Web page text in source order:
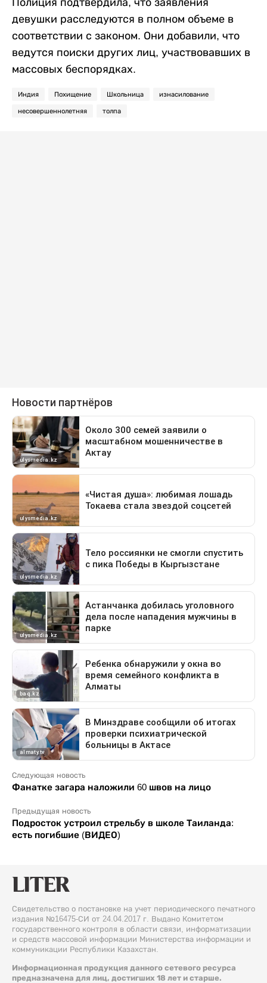
девушки расследуются в полном объеме в
соответствии с законом. Они добавили, что
ведутся поиски других лиц, участвовавших в
массовых беспорядках.
Индия Похищение Школьница изнасилование
несовершеннолетняя толпа
Следующая новость
Фанатке загара наложили 60 швов на лицо
Предыдущая новость
Подросток устроил стрельбу в школе Таиланда:
есть погибшие (ВИДЕО)
Свидетельство о постановке на учет периодического печатного
издания №16475-СИ от 24.04.2017 г. Выдано Комитетом
государственного контроля в области связи, информатизации
и средств массовой информации Министерства информации и
коммуникации Республики Казахстан.
Информационная продукция данного сетевого ресурса
предназначена для лиц, достигших 18 лет и старше.